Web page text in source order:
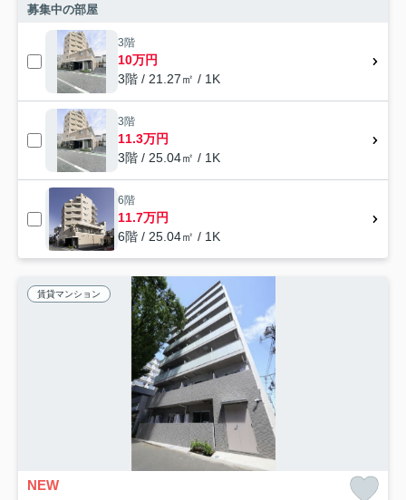
募集中の部屋
3階
10万円
3階 / 21.27㎡ / 1K
3階
11.3万円
3階 / 25.04㎡ / 1K
6階
11.7万円
6階 / 25.04㎡ / 1K
賃貸マンション
NEW